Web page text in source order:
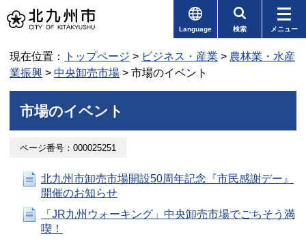
Language 検索 メニュー
現在位置： トップページ > ビジネス・産業 > 農林業・水産
業振興 > 中央卸売市場 > 市場のイベント
市場のイベント
ページ番号：000025251
北九州市卸売市場開設50周年記念『市民感謝デー』
開催のお知らせ
「JR九州ウォーキング」中央卸売市場でごちそう満
喫！